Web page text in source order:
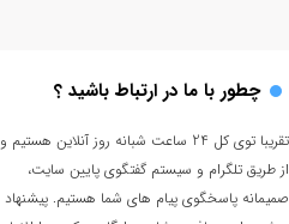
چطور با ما در ارتباط باشید ؟
تقریبا توی کل 24 ساعت شبانه روز آنلاین هستیم و
از طریق تلگرام و سیستم گفتگوی پایین سایت،
صمیمانه پاسخگوی پیام های شما هستیم. پیشنهاد